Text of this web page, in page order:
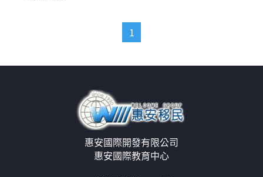
1
惠安國際開發有限公司
惠安國際教育中心